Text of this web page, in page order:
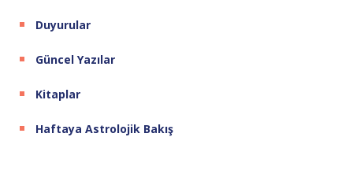
Duyurular
Güncel Yazılar
Kitaplar
Haftaya Astrolojik Bakış